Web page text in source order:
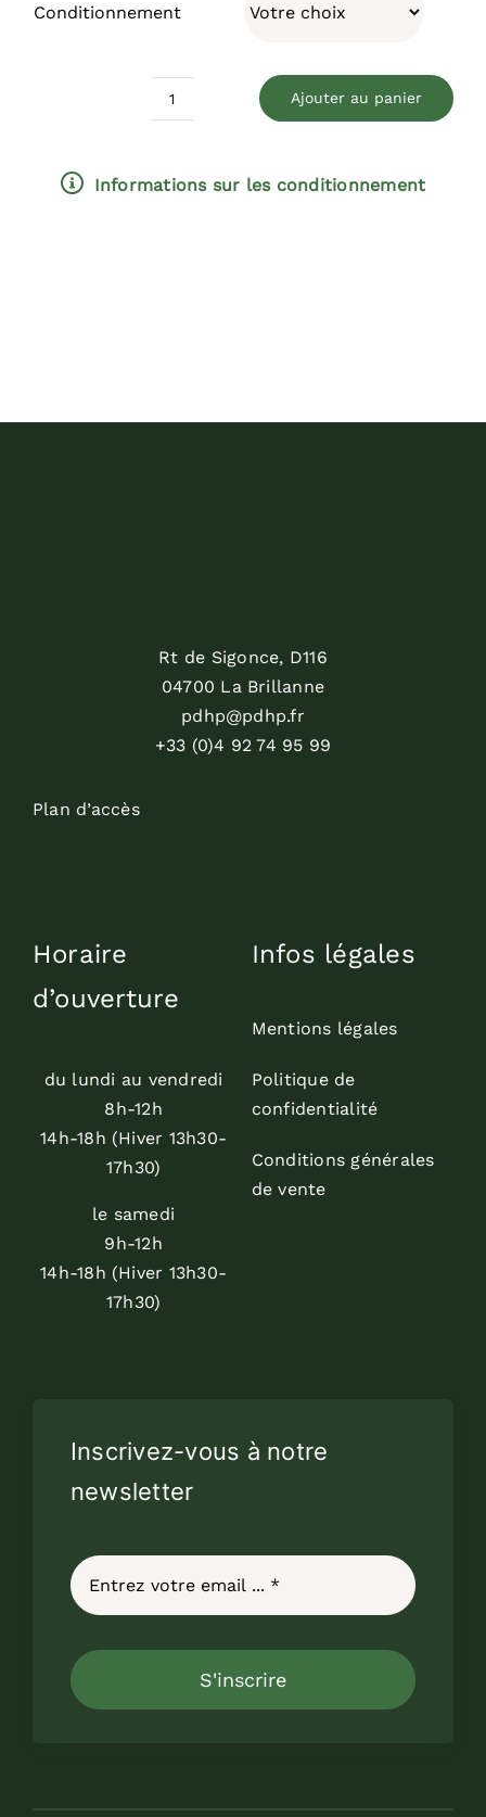
Conditionnement
Ajouter au panier
Informations sur les conditionnement
Rt de Sigonce, D116
04700 La Brillanne
pdhp@pdhp.fr
+33 (0)4 92 74 95 99
Plan d’accès
Horaire
d’ouverture
du lundi au vendredi
8h-12h
14h-18h (Hiver 13h30-
17h30)
le samedi
9h-12h
14h-18h (Hiver 13h30-
17h30)
Infos légales
Mentions légales
Politique de
confidentialité
Conditions générales
de vente
Inscrivez-vous à notre
newsletter
S'inscrire